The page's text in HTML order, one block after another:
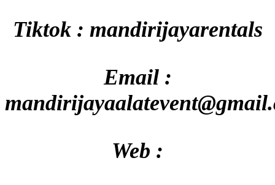
Tiktok : mandirijayarentals
Email :
Web :